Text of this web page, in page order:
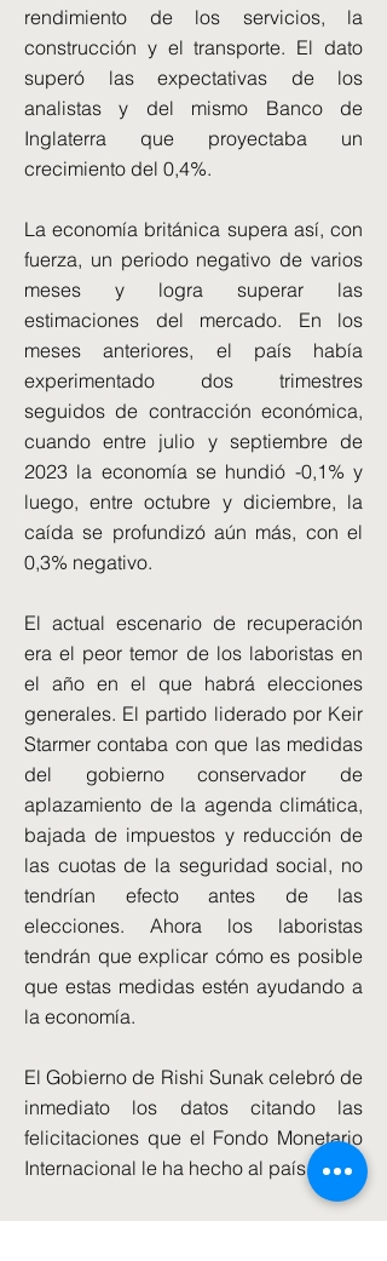
rendimiento de los servicios, la
construcción y el transporte. El dato
superó las expectativas de los
analistas y del mismo Banco de
Inglaterra que proyectaba un
crecimiento del 0,4%.
La economía británica supera así, con
fuerza, un periodo negativo de varios
meses y logra superar las
estimaciones del mercado. En los
meses anteriores, el país había
experimentado dos trimestres
seguidos de contracción económica,
cuando entre julio y septiembre de
2023 la economía se hundió -0,1% y
luego, entre octubre y diciembre, la
caída se profundizó aún más, con el
0,3% negativo.
El actual escenario de recuperación
era el peor temor de los laboristas en
el año en el que habrá elecciones
generales. El partido liderado por Keir
Starmer contaba con que las medidas
del gobierno conservador de
aplazamiento de la agenda climática,
bajada de impuestos y reducción de
las cuotas de la seguridad social, no
tendrían efecto antes de las
elecciones. Ahora los laboristas
tendrán que explicar cómo es posible
que estas medidas estén ayudando a
la economía.
El Gobierno de Rishi Sunak celebró de
inmediato los datos citando las
felicitaciones que el Fondo Monetario
Internacional le ha hecho al país.
El canciller de economía, Jeremy Hunt,